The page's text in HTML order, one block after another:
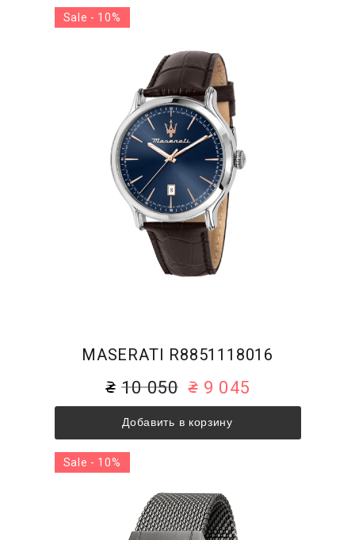
MASERATI R8851118016
10 050 9 045
Добавить в корзину
Sale - 10%
Sale - 10%